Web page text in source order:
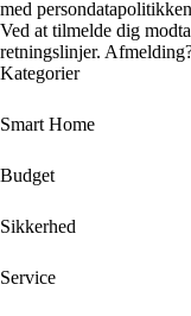
med
Ved at tilmelde dig
retningslinjer.
Kategorier
Smart Home
Budget
Sikkerhed
Service